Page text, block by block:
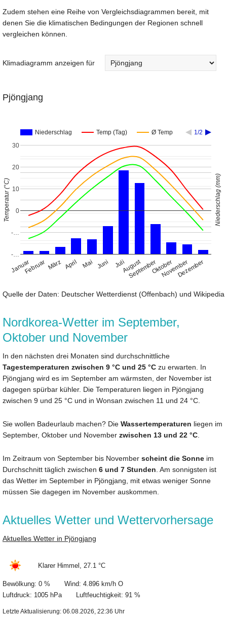
Zudem stehen eine Reihe von Vergleichsdiagrammen bereit, mit
denen Sie die klimatischen Bedingungen der Regionen schnell
vergleichen können.
Klimadiagramm anzeigen für
Pjöngjang
Niederschlag Temp (Tag) Ø Temp 1/2
JanuarFebruar März April Mai Juni JuliAugust
SeptemberOktober
NovemberDezember
-…
-…
0
10
20
30
Temperatur (°C) Niederschlag (mm)
Quelle der Daten: Deutscher Wetterdienst (Offenbach) und Wikipedia
Nordkorea-Wetter im September,
Oktober und November
In den nächsten drei Monaten sind durchschnittliche
Tagestemperaturen zwischen 9 °C und 25 °C zu erwarten. In
Pjöngjang wird es im September am wärmsten, der November ist
dagegen spürbar kühler. Die Temperaturen liegen in Pjöngjang
zwischen 9 und 25 °C und in Wonsan zwischen 11 und 24 °C.
Sie wollen Badeurlaub machen? Die Wassertemperaturen liegen im
September, Oktober und November zwischen 13 und 22 °C.
Im Zeitraum von September bis November scheint die Sonne im
Durchschnitt täglich zwischen 6 und 7 Stunden. Am sonnigsten ist
das Wetter im September in Pjöngjang, mit etwas weniger Sonne
müssen Sie dagegen im November auskommen.
Aktuelles Wetter und Wettervorhersage
Aktuelles Wetter in Pjöngjang
Klarer Himmel, 27.1 °C
Bewölkung: 0 % Wind: 4.896 km/h O
Luftdruck: 1005 hPa Luftfeuchtigkeit: 91 %
Letzte Aktualisierung: 06.08.2026, 22:36 Uhr